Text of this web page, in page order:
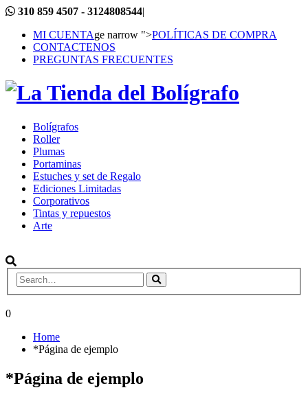
310 859 4507 - 3124808544|
MI CUENTAge narrow ">POLÍTICAS DE COMPRA
CONTACTENOS
PREGUNTAS FRECUENTES
Bolígrafos
Roller
Plumas
Portaminas
Estuches y set de Regalo
Ediciones Limitadas
Corporativos
Tintas y repuestos
Arte
0
Home
*Página de ejemplo
*Página de ejemplo